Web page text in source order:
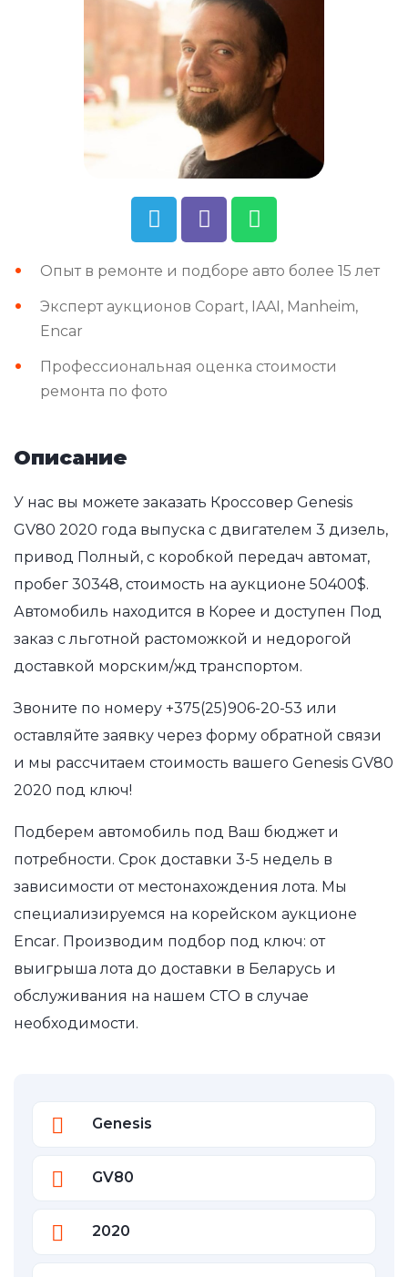
Опыт в ремонте и подборе авто более 15 лет
Эксперт аукционов Copart, IAAI, Manheim,
Encar
Профессиональная оценка стоимости
ремонта по фото
Описание
У нас вы можете заказать Кроссовер Genesis
GV80 2020 года выпуска с двигателем 3 дизель,
привод Полный, с коробкой передач автомат,
пробег 30348, стоимость на аукционе 50400$.
Автомобиль находится в Корее и доступен Под
заказ с льготной растоможкой и недорогой
доставкой морским/жд транспортом.
Звоните по номеру +375(25)906-20-53 или
оставляйте заявку через форму обратной связи
и мы рассчитаем стоимость вашего Genesis GV80
2020 под ключ!
Подберем автомобиль под Ваш бюджет и
потребности. Срок доставки 3-5 недель в
зависимости от местонахождения лота. Мы
специализируемся на корейском аукционе
Encar. Производим подбор под ключ: от
выигрыша лота до доставки в Беларусь и
обслуживания на нашем СТО в случае
необходимости.
Genesis
GV80
2020